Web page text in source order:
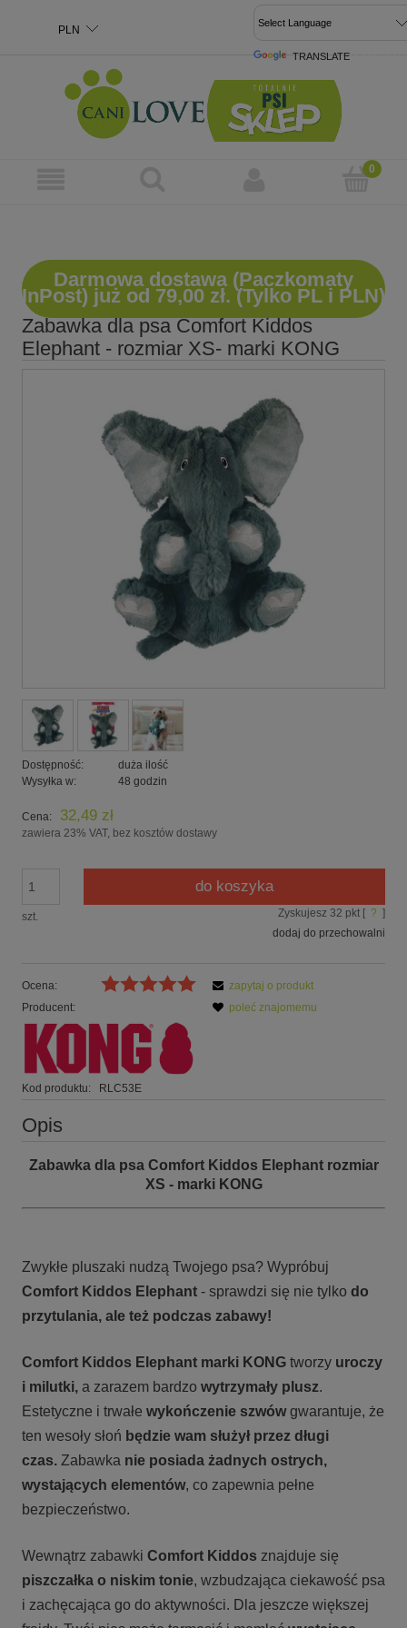
TRANSLATE
Darmowa dostawa (Paczkomaty
InPost) już od 79,00 zł. (Tylko PL i PLN)
Zabawka dla psa Comfort Kiddos
Elephant - rozmiar XS- marki KONG
Dostępność:
duża ilość
Wysyłka w:
48 godzin
Cena: 32,49 zł
zawiera 23% VAT, bez kosztów dostawy
szt.
do koszyka
Zyskujesz 32 pkt [ ? ]
dodaj do przechowalni
Ocena:
Producent:
Kod produktu: RLC53E
zapytaj o produkt
poleć znajomemu
Opis
Zabawka dla psa Comfort Kiddos Elephant rozmiar
XS - marki KONG
Zwykłe pluszaki nudzą Twojego psa? Wypróbuj
Comfort Kiddos Elephant - sprawdzi się nie tylko do
przytulania, ale też podczas zabawy!
Comfort Kiddos Elephant marki KONG tworzy uroczy
i milutki, a zarazem bardzo wytrzymały plusz.
Estetyczne i trwałe wykończenie szwówgwarantuje, że
ten wesoły słoń będzie wam służył przez długi
czas. Zabawka nie posiada żadnych ostrych,
wystających elementów, co zapewnia pełne
bezpieczeństwo.
Wewnątrz zabawki Comfort Kiddos znajduje się
piszczałka o niskim tonie, wzbudzająca ciekawość psa
i zachęcająca go do aktywności. Dla jeszcze większej